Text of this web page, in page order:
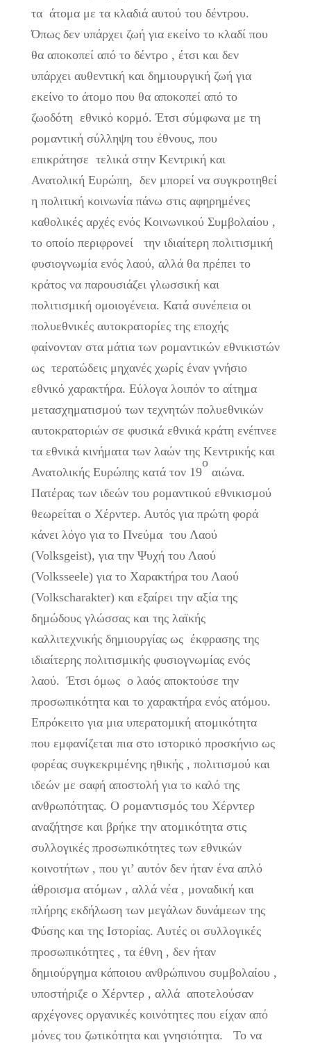
τα άτομα με τα κλαδιά αυτού του δέντρου.
Όπως δεν υπάρχει ζωή για εκείνο το κλαδί που
θα αποκοπεί από το δέντρο , έτσι και δεν
υπάρχει αυθεντική και δημιουργική ζωή για
εκείνο το άτομο που θα αποκοπεί από το
ζωοδότη εθνικό κορμό. Έτσι σύμφωνα με τη
ρομαντική σύλληψη του έθνους, που
επικράτησε τελικά στην Κεντρική και
Ανατολική Ευρώπη, δεν μπορεί να συγκροτηθεί
η πολιτική κοινωνία πάνω στις αφηρημένες
καθολικές αρχές ενός Κοινωνικού Συμβολαίου ,
το οποίο περιφρονεί την ιδιαίτερη πολιτισμική
φυσιογνωμία ενός λαού, αλλά θα πρέπει το
κράτος να παρουσιάζει γλωσσική και
πολιτισμική ομοιογένεια. Κατά συνέπεια οι
πολυεθνικές αυτοκρατορίες της εποχής
φαίνονταν στα μάτια των ρομαντικών εθνικιστών
ως τερατώδεις μηχανές χωρίς έναν γνήσιο
εθνικό χαρακτήρα. Εύλογα λοιπόν το αίτημα
μετασχηματισμού των τεχνητών πολυεθνικών
αυτοκρατοριών σε φυσικά εθνικά κράτη ενέπνεε
τα εθνικά κινήματα των λαών της Κεντρικής και
Ανατολικής Ευρώπης κατά τον 19
ο
αιώνα.
Πατέρας των ιδεών του ρομαντικού εθνικισμού
θεωρείται ο Χέρντερ. Αυτός για πρώτη φορά
κάνει λόγο για το Πνεύμα του Λαού
(Volksgeist), για την Ψυχή του Λαού
(Volksseele) για το Χαρακτήρα του Λαού
(Volkscharakter) και εξαίρει την αξία της
δημώδους γλώσσας και της λαϊκής
καλλιτεχνικής δημιουργίας ως έκφρασης της
ιδιαίτερης πολιτισμικής φυσιογνωμίας ενός
λαού. Έτσι όμως ο λαός αποκτούσε την
προσωπικότητα και το χαρακτήρα ενός ατόμου.
Επρόκειτο για μια υπερατομική ατομικότητα
που εμφανίζεται πια στο ιστορικό προσκήνιο ως
φορέας συγκεκριμένης ηθικής , πολιτισμού και
ιδεών με σαφή αποστολή για το καλό της
ανθρωπότητας. Ο ρομαντισμός του Χέρντερ
αναζήτησε και βρήκε την ατομικότητα στις
συλλογικές προσωπικότητες των εθνικών
κοινοτήτων , που γι’ αυτόν δεν ήταν ένα απλό
άθροισμα ατόμων , αλλά νέα , μοναδική και
πλήρης εκδήλωση των μεγάλων δυνάμεων της
Φύσης και της Ιστορίας. Αυτές οι συλλογικές
προσωπικότητες , τα έθνη , δεν ήταν
δημιούργημα κάποιου ανθρώπινου συμβολαίου ,
υποστήριζε ο Χέρντερ , αλλά αποτελούσαν
αρχέγονες οργανικές κοινότητες που είχαν από
μόνες του ζωτικότητα και γνησιότητα. Το να